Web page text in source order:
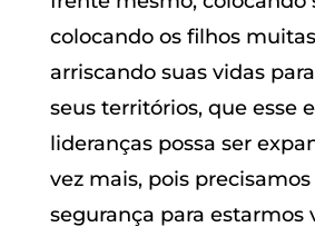
colocando os filhos
arriscando suas vidas
seus territórios, que esse
lideranças possa ser
vez mais, pois
segurança para estarmos